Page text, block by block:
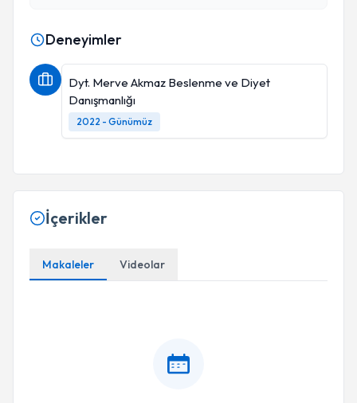
Deneyimler
Dyt. Merve Akmaz Beslenme ve Diyet
Danışmanlığı
2022 - Günümüz
İçerikler
Makaleler Videolar